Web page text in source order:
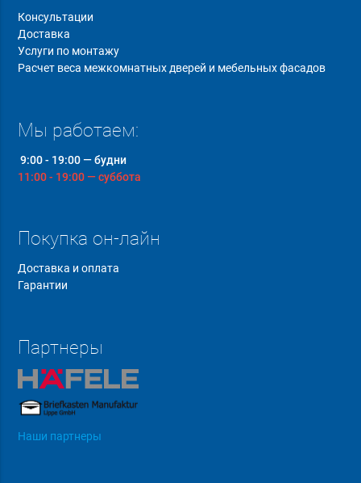
Консультации
Доставка
Услуги по монтажу
Расчет веса межкомнатных дверей и мебельных фасадов
Мы работаем:
9:00 - 19:00 — будни
11:00 - 19:00 — суббота
Покупка он-лайн
Доставка и оплата
Гарантии
Партнеры
Наши партнеры